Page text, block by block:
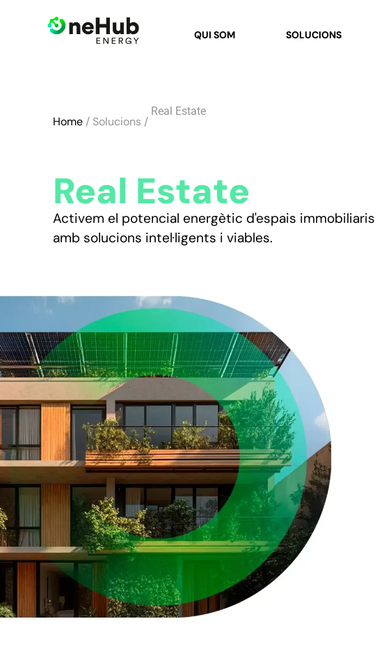
QUI SOM SOLUCIONS
Home / Solucions /
Real Estate
Real Estate
Activem el potencial energètic d'espais immobiliaris
amb solucions intel·ligents i viables.